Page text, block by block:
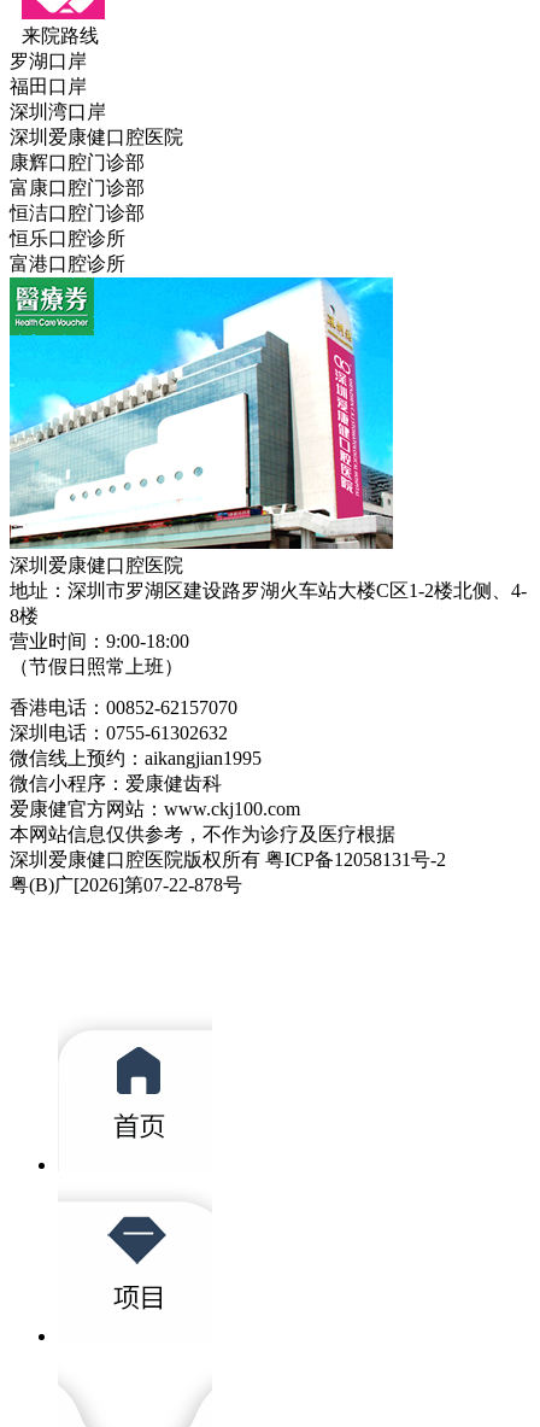
来院路线
罗湖口岸
福田口岸
深圳湾口岸
深圳爱康健口腔医院
康辉口腔门诊部
富康口腔门诊部
恒洁口腔门诊部
恒乐口腔诊所
富港口腔诊所
深圳爱康健口腔医院
地址：深圳市罗湖区建设路罗湖火车站大楼C区1-2楼北侧、4-
8楼
营业时间：9:00-18:00
（节假日照常上班）
香港电话：00852-62157070
深圳电话：0755-61302632
微信线上预约：aikangjian1995
微信小程序：爱康健齿科
爱康健官方网站：www.ckj100.com
本网站信息仅供参考，不作为诊疗及医疗根据
深圳爱康健口腔医院版权所有 粤ICP备12058131号-2
粤(B)广[2026]第07-22-878号